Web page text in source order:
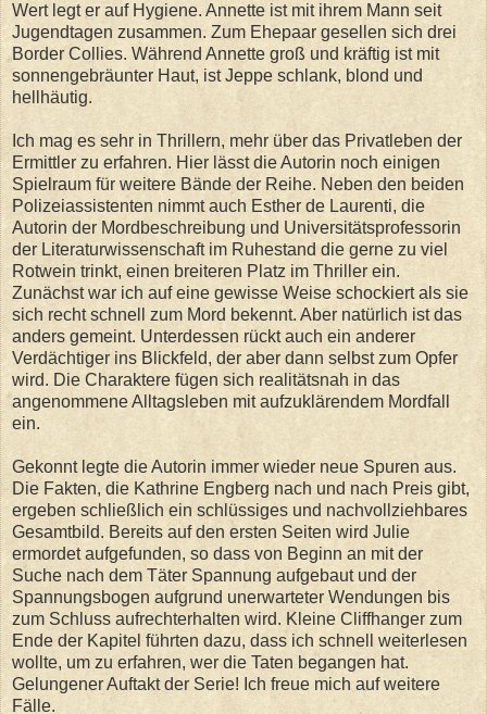
Wert legt er auf Hygiene. Annette ist mit ihrem Mann seit
Jugendtagen zusammen. Zum Ehepaar gesellen sich drei
Border Collies. Während Annette groß und kräftig ist mit
sonnengebräunter Haut, ist Jeppe schlank, blond und
hellhäutig.
Ich mag es sehr in Thrillern, mehr über das Privatleben der
Ermittler zu erfahren. Hier lässt die Autorin noch einigen
Spielraum für weitere Bände der Reihe. Neben den beiden
Polizeiassistenten nimmt auch Esther de Laurenti, die
Autorin der Mordbeschreibung und Universitätsprofessorin
der Literaturwissenschaft im Ruhestand die gerne zu viel
Rotwein trinkt, einen breiteren Platz im Thriller ein.
Zunächst war ich auf eine gewisse Weise schockiert als sie
sich recht schnell zum Mord bekennt. Aber natürlich ist das
anders gemeint. Unterdessen rückt auch ein anderer
Verdächtiger ins Blickfeld, der aber dann selbst zum Opfer
wird. Die Charaktere fügen sich realitätsnah in das
angenommene Alltagsleben mit aufzuklärendem Mordfall
ein.
Gekonnt legte die Autorin immer wieder neue Spuren aus.
Die Fakten, die Kathrine Engberg nach und nach Preis gibt,
ergeben schließlich ein schlüssiges und nachvollziehbares
Gesamtbild. Bereits auf den ersten Seiten wird Julie
ermordet aufgefunden, so dass von Beginn an mit der
Suche nach dem Täter Spannung aufgebaut und der
Spannungsbogen aufgrund unerwarteter Wendungen bis
zum Schluss aufrechterhalten wird. Kleine Cliffhanger zum
Ende der Kapitel führten dazu, dass ich schnell weiterlesen
wollte, um zu erfahren, wer die Taten begangen hat.
Gelungener Auftakt der Serie! Ich freue mich auf weitere
Fälle.